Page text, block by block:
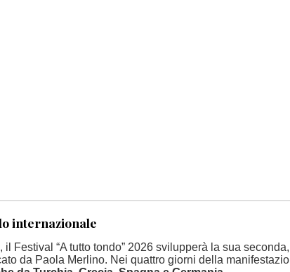
internazionale
Festival “A tutto tondo” 2026 svilupperà la sua
da Paola Merlino. Nei quattro giorni della